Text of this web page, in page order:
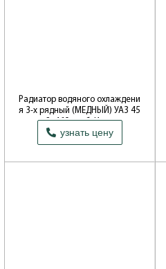
Радиатор водяного охлаждени
я 3-х рядный (МЕДНЫЙ) УАЗ 45
2, 469 карб. Иран
Производитель: Компания "СТАМОС"
узнать цену